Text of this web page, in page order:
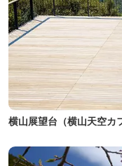
横山展望台（横山天空カ